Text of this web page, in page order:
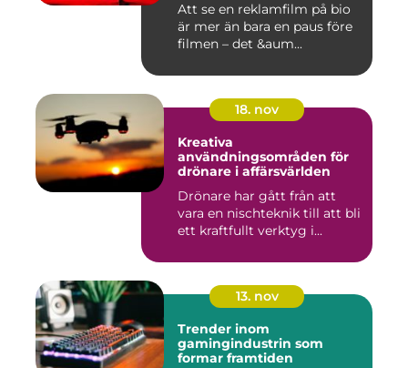
Att se en reklamfilm på bio
är mer än bara en paus före
filmen – det &aum...
18. nov
Kreativa
användningsområden för
drönare i affärsvärlden
Drönare har gått från att
vara en nischteknik till att bli
ett kraftfullt verktyg i...
13. nov
Trender inom
gamingindustrin som
formar framtiden